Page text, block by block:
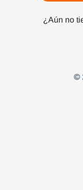
¿Aún no
©